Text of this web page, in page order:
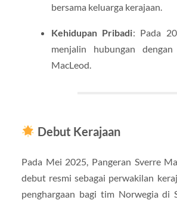
bersama keluarga kerajaan.
Kehidupan Pribadi: Pada
menjalin hubungan
MacLeod.
Debut Kerajaan
Pada Mei 2025, Pangeran Sverre
debut resmi sebagai perwakilan
penghargaan bagi tim Norwegia di